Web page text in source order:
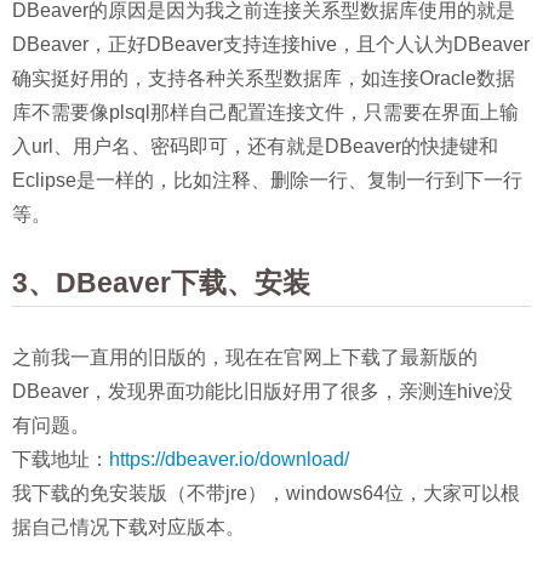
DBeaver的原因是因为我之前连接关系型数据库使用的就是
DBeaver，正好DBeaver支持连接hive，且个人认为DBeaver
确实挺好用的，支持各种关系型数据库，如连接Oracle数据
库不需要像plsql那样自己配置连接文件，只需要在界面上输
入url、用户名、密码即可，还有就是DBeaver的快捷键和
Eclipse是一样的，比如注释、删除一行、复制一行到下一行
等。
3、DBeaver下载、安装
之前我一直用的旧版的，现在在官网上下载了最新版的
DBeaver，发现界面功能比旧版好用了很多，亲测连hive没
有问题。
下载地址： https://dbeaver.io/download/
我下载的免安装版（不带jre），windows64位，大家可以根
据自己情况下载对应版本。